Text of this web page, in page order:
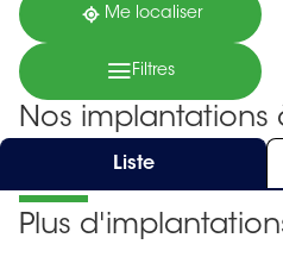
Me localiser
Filtres
Nos implantations
Liste
Plus